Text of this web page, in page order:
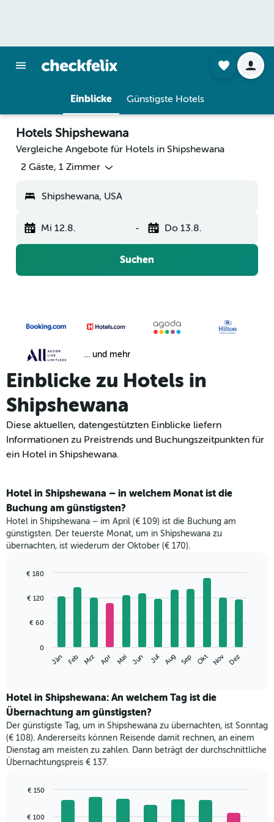
Einblicke Günstigste Hotels
Hotels Shipshewana
Vergleiche Angebote für Hotels in Shipshewana
2 Gäste, 1 Zimmer
Shipshewana, USA
Mi 12.8. - Do 13.8.
Suchen
… und mehr
Einblicke zu Hotels in
Shipshewana
Diese aktuellen, datengestützten Einblicke liefern
Informationen zu Preistrends und Buchungszeitpunkten für
ein Hotel in Shipshewana.
Hotel in Shipshewana – in welchem Monat ist die
Buchung am günstigsten?
Hotel in Shipshewana – im April (€ 109) ist die Buchung am
günstigsten. Der teuerste Monat, um in Shipshewana zu
übernachten, ist wiederum der Oktober (€ 170).
chart
bars.
folgende
den
durchschnittlichen
Zimmerpreis
im
jeweiligen
Monat
an.
Diagramm
graphic.
Jän Feb Mrz Apr Mai Jun Jul Aug Sep Okt Nov Dez
0
€ 60
€ 120
€ 180
Hotel in Shipshewana: An welchem Tag ist die
Übernachtung am günstigsten?
Der günstigste Tag, um in Shipshewana zu übernachten, ist Sonntag
(€ 108). Andererseits können Reisende damit rechnen, an einem
Dienstag am meisten zu zahlen. Dann beträgt der durchschnittliche
Übernachtungspreis € 137.
€ 100
€ 150